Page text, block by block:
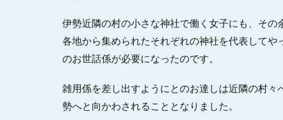
伊勢近隣の村の小さな神社で働く女子にも、その
各地から集められたそれぞれの神社を代表して
のお世話係が必要になったのです。
雑用係を差し出すようにとのお達しは近隣の村
勢へと向かわされることとなりました。